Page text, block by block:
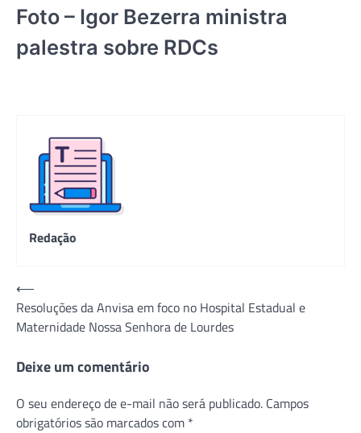
Foto – Igor Bezerra ministra
palestra sobre RDCs
Redação
Navegação
de
Post
⟵
Resoluções da Anvisa em foco no Hospital Estadual e
Maternidade Nossa Senhora de Lourdes
Deixe um comentário
O seu endereço de e-mail não será publicado. Campos
obrigatórios são marcados com *